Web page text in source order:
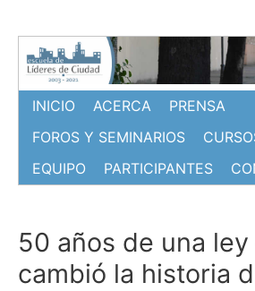
contenido
INICIO ACERCA
PRENSA
FOROS Y SEMINARIOS
EQUIPO
PARTICIPANTES
50 años de una
cambió la historia